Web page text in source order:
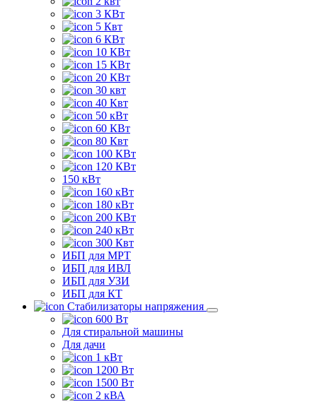
3 КВт
5 Квт
6 КВт
10 КВт
15 КВт
20 КВт
30 квт
40 Квт
50 кВт
60 КВт
80 Квт
100 КВт
120 КВт
150 кВт
160 кВт
180 кВт
200 КВт
240 кВт
300 Квт
ИБП для МРТ
ИБП для ИВЛ
ИБП для УЗИ
ИБП для КТ
Стабилизаторы напряжения
600 Вт
Для стиральной машины
Для дачи
1 кВт
1200 Вт
1500 Вт
2 кВА